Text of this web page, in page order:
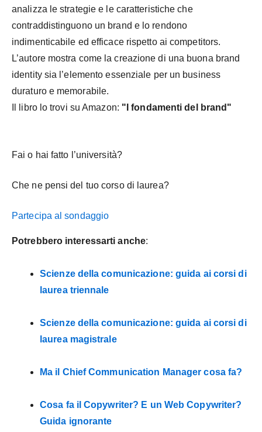
analizza le strategie e le caratteristiche che
contraddistinguono un brand e lo rendono
indimenticabile ed efficace rispetto ai competitors.
L’autore mostra come la creazione di una buona brand
identity sia l’elemento essenziale per un business
duraturo e memorabile.
Il libro lo trovi su Amazon: "I fondamenti del brand"
Fai o hai fatto l’università?
Che ne pensi del tuo corso di laurea?
Partecipa al sondaggio
Potrebbero interessarti anche:
Scienze della comunicazione: guida ai corsi di
laurea triennale
Scienze della comunicazione: guida ai corsi di
laurea magistrale
Ma il Chief Communication Manager cosa fa?
Cosa fa il Copywriter? E un Web Copywriter?
Guida ignorante